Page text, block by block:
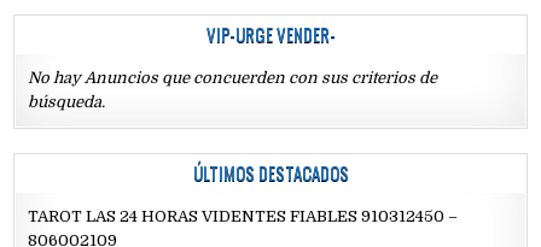
VIP-URGE VENDER-
No hay Anuncios que concuerden con sus criterios de
búsqueda.
ÚLTIMOS DESTACADOS
TAROT LAS 24 HORAS VIDENTES FIABLES 910312450 –
806002109